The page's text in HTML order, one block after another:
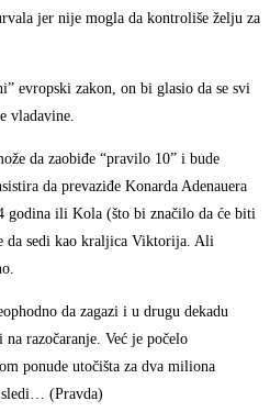
jer nije mogla da kontroliše želju za
evropski zakon, on bi glasio da se svi
vladavine.
da zaobiđe “pravilo 10” i bude
da prevaziđe Konarda Adenauera
godina ili Kola (što bi značilo da će biti
da sedi kao kraljica Viktorija. Ali
da zagazi i u drugu dekadu
razočaranje. Već je počelo
ponude utočišta za dva miliona
(Pravda)